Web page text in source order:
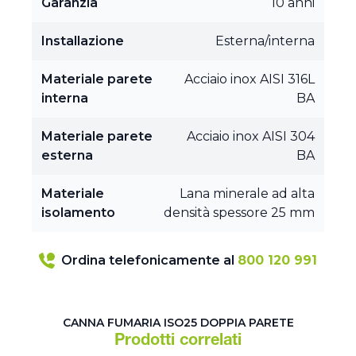
Installazione Esterna/interna
Materiale parete
interna
Acciaio inox AISI 316L
BA
Materiale parete
esterna
Acciaio inox AISI 304
BA
Materiale
isolamento
Lana minerale ad alta
densità spessore 25 mm
Ordina telefonicamente al 800 120 991
CANNA FUMARIA ISO25 DOPPIA PARETE
Prodotti correlati